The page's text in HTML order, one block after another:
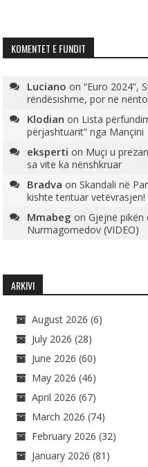
KOMENTET E FUNDIT
Luciano on“Euro 2024”,
rëndësishme, por në
Klodian on Lista
përjashtuarit” nga Mançini
eksperti on Muçi u
sa vite ka nënshkruar
Bradva onSkandali në
kishte tentuar vetëvrasjen!
Mmabeg onGjejnë pikën
Nurmagomedov (VIDEO)
ARKIVI
August 2026 (6)
July 2026 (28)
June 2026 (60)
May 2026 (46)
April 2026 (67)
March 2026 (74)
February 2026 (32)
January 2026 (81)